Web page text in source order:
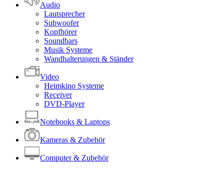
Audio
Lautsprecher
Subwoofer
Kopfhörer
Soundbars
Musik Systeme
Wandhalterungen & Ständer
Video
Heimkino Systeme
Receiver
DVD-Player
Notebooks & Laptops
Kameras & Zubehör
Computer & Zubehör